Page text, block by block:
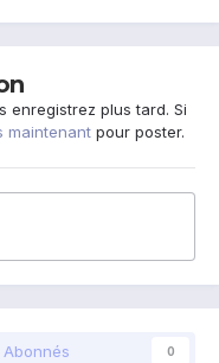
enregistrez plus tard. Si
maintenant pour poster.
Abonnés 0